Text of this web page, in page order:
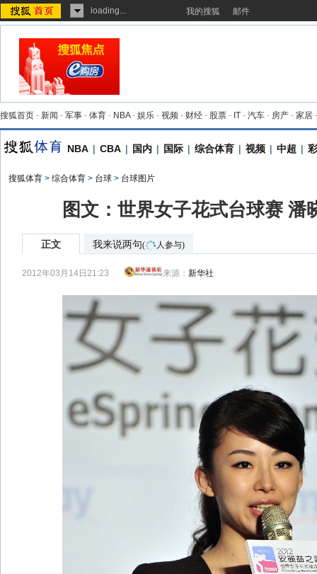
loading... 我的搜狐 邮件
搜狐首页 - 新闻 - 军事 - 体育 - NBA- 娱乐 - 视频 - 财经 - 股票 - IT - 汽车 - 房产 - 家居
NBA | CBA | 国内 | 国际 | 综合体育 | 视频 | 中超 |
搜狐体育 > 综合体育 > 台球 > 台球图片
图文：世界女子花式台球赛 潘
正文 我来说两句( 人参与)
2012年03月14日21:23 来源：新华社